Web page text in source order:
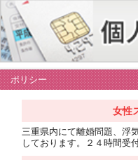
ポリシー
女性
三重県内にて離婚問題、浮
しております。２４時間